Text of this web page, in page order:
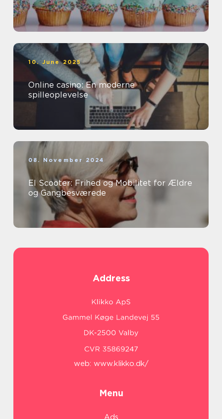
10. June 2025
Online casino: En moderne
spilleoplevelse
08. November 2024
El Scooter: Frihed og Mobilitet for Ældre
og Gangbesværede
Address
web: www.klikko.dk/
Menu
Ads